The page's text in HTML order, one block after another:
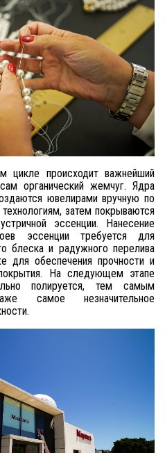
цикле происходит важнейший
органический жемчуг. Ядра
ювелирами вручную по
затем покрываются
эссенции. Нанесение
эссенции требуется для
блеска и радужного перелива
для обеспечения прочности и
На следующем этапе
полируется, тем самым
самое незначительное